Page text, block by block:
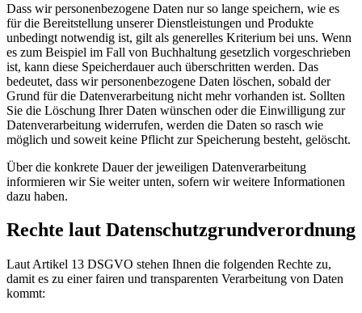
Dass wir personenbezogene Daten nur so lange speichern, wie es
für die Bereitstellung unserer Dienstleistungen und Produkte
unbedingt notwendig ist, gilt als generelles Kriterium bei uns. Wenn
es zum Beispiel im Fall von Buchhaltung gesetzlich vorgeschrieben
ist, kann diese Speicherdauer auch überschritten werden. Das
bedeutet, dass wir personenbezogene Daten löschen, sobald der
Grund für die Datenverarbeitung nicht mehr vorhanden ist. Sollten
Sie die Löschung Ihrer Daten wünschen oder die Einwilligung zur
Datenverarbeitung widerrufen, werden die Daten so rasch wie
möglich und soweit keine Pflicht zur Speicherung besteht, gelöscht.
Über die konkrete Dauer der jeweiligen Datenverarbeitung
informieren wir Sie weiter unten, sofern wir weitere Informationen
dazu haben.
Rechte laut Datenschutzgrundverordnung
Laut Artikel 13 DSGVO stehen Ihnen die folgenden Rechte zu,
damit es zu einer fairen und transparenten Verarbeitung von Daten
kommt: